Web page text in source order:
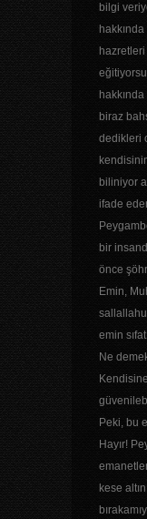
bilgi
biraz
dedikleri
biliniyor
ifade
bir
önce
Emin,
emin
Ne
Peki, bu
Hayır!
kese